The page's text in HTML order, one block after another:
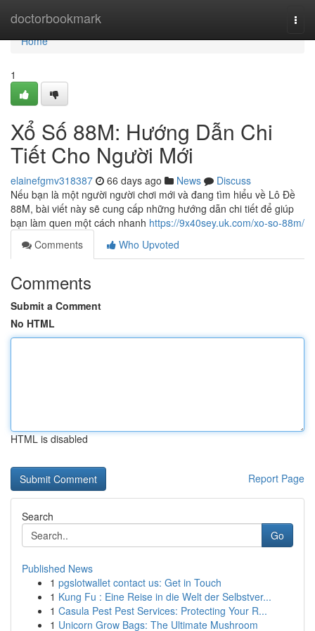
doctorbookmark
Home
Home
1
Xổ Số 88M: Hướng Dẫn Chi
Tiết Cho Người Mới
elainefgmv318387 66 days ago News
Discuss
Nếu bạn là một người người chơi mới và đang tìm hiểu về Lô Đề
88M, bài viết này sẽ cung cấp những hướng dẫn chi tiết để giúp
bạn làm quen một cách nhanh https://9x40sey.uk.com/xo-so-88m/
Comments
Who Upvoted
Comments
Submit a Comment
No HTML
HTML is disabled
Report Page
Search
Go
Published News
1 pgslotwallet contact us: Get in Touch
1 Kung Fu : Eine Reise in die Welt der Selbstver...
1 Casula Pest Pest Services: Protecting Your R...
1 Unicorn Grow Bags: The Ultimate Mushroom